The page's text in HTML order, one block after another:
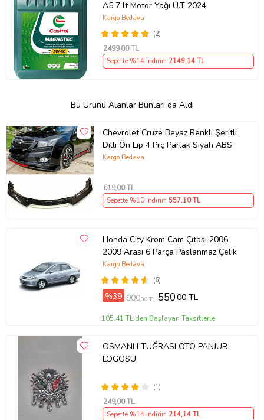
A5 7 lt Motor Yağı Ü.T 2024
(2)
Kargo Bedava
2499,00 TL
Sepette %14 İndirim 2149,14 TL
Bu Ürünü Alanlar Bunları da Aldı
Chevrolet Cruze Beyaz Renkli Şeritli
Dilli Ön Lip 4 Prç Parlak Siyah ABS
Kargo Bedava
619,00 TL
Sepette %10 İndirim 557,10 TL
Honda City Krom Cam Çıtası 2006-
2009 Arası 6 Parça Paslanmaz Çelik
(6)
Kargo Bedava
%39 900,00 TL 550,00 TL
105,41 TL'den Başlayan Taksitlerle
OSMANLI TUĞRASI OTO PANJUR
LOGOSU
(1)
249,00 TL
Sepette %14 İndirim 214,14 TL